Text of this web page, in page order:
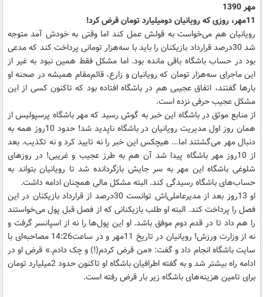
مهر 1390
11مهر، روزی که رویانیان دومیلیارد تومان قرض کرد!
رویانیان هم می‌خواست به قولش عمل کند اما وقتی به خودش آمد متوجه
شد 30درصد قرارداد بازیکنان را باید با سه‌هزار تومانی پرداخت کند که مدعی
بود در حساب باشگاه باقی مانده بود. اما مشکل فقط همین نبود به غیر از
این ماجرای سه‌هزار تومان که رویانیان و زارع، قائم‌مقام همیشه در صحنه او
بارها گفتند، اتفاق عجیبی هم در باشگاه افتاده بود که تاکنون کسی از این
مشکل عجیب حرفی نزده است.
از منابع موثق در باشگاه این خبر به گوش رسید که مهر باشگاه پرسپولیس از
همان روز اول مدیریت رویانیان در باشگاه ناپدید شد! حدود 10روز همه به
دنبال مهر می‌گشتند اما... هیچکس این خبر را نه تایید کرد و نه تکذیب. بعد
از 10روز مهر باشگاه پیدا شد آن هم به طرز عجیب و غریبی! در روزهای
شلوغی باشگاه این مهر به سر جایش بازگردانده شد تا رویانیان بتواند به
حساب‌های باشگاه رسیدگی کند. البته مشکل مالی همچنان ادامه داشت.
او 13روز بعد از مدیرعاملی‌اش توانست 30درصد از قرارداد بازیکنان در این
فصل را پرداخت کند. البته او طلب بازیکنانی که از فصل قبل پول می‌خواستند
را هم داد تا در قدم دوم موفق باشد. او این پول‌ها را نه از اسپانسر گرفت و
نه از وزارت ورزش! رویانیان در تاریخ 11مهر و در ساعت14:26 مصاحبه‌ای با
سایت باشگاه انجام داد و گفت: «من قرض کردم(!) و چک دادم.» قرض او در
ادامه راه بیشتر شد و به گفته اطرافیان باشگاه او تاکنون حدود 2میلیارد تومان
برای تامین هزینه‌های باشگاه زیر بار قرض رفته است.